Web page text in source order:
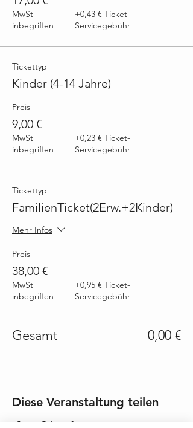
MwSt
inbegriffen
+0,43 € Ticket-
Servicegebühr
Tickettyp
Kinder (4-14 Jahre)
Preis
9,00 €
MwSt
inbegriffen
+0,23 € Ticket-
Servicegebühr
Tickettyp
FamilienTicket(2Erw.+2Kinder)
Mehr Infos
Preis
38,00 €
MwSt
inbegriffen
+0,95 € Ticket-
Servicegebühr
Gesamt 0,00 €
Diese Veranstaltung teilen